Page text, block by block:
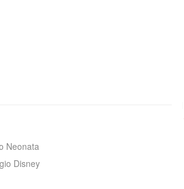
Neonata
Disney